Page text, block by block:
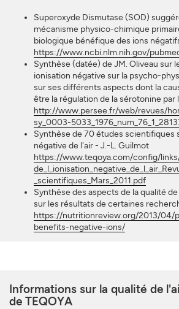
Superoxyde Dismutase (SOD)
mécanisme physico-chimique
biologique bénéfique des ions
https://www.ncbi.nlm.nih.gov/
Synthèse (datée) de JM. Oliveau sur
ionisation négative sur la psycho-
sur ses différents aspects dont la
être la régulation de la sérotonine par
http://www.persee.fr/web/revues/
sy_0003-
Synthèse de 70 études scientifiques
négative de l'air - J.-L. Guilmot
https://www.teqoya.com/config/
_scientifiques_Mars_2011.pdf
Synthèse des aspects de la qualité
sur les résultats de certaines
https://nutritionreview.org/2013/04/
benefits-negative-ions/
Informations sur la qualité de
de TEQOYA